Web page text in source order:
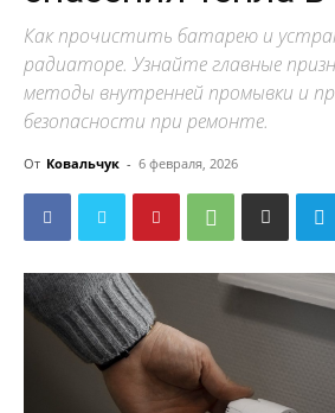
Как прочистить батарею и
радиаторе. Узнайте главные
методы внутренней промывки и
безопасности при ремонте.
От Ковальчук - 6 февраля, 2026